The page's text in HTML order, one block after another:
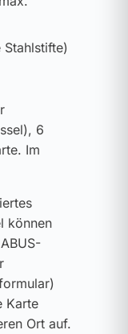
6
Im
können
Karte
Ort auf.